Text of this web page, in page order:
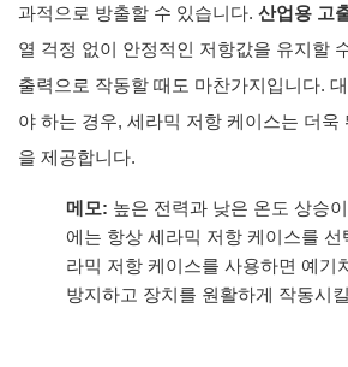
과적으로 방출할 수 있습니다. 산업용 고
열 걱정 없이 안정적인 저항값을 유지할
출력으로 작동할 때도 마찬가지입니다.
야 하는 경우, 세라믹 저항 케이스는 더욱
을 제공합니다.
메모: 높은 전력과 낮은 온도 상승
에는 항상 세라믹 저항 케이스를 선
라믹 저항 케이스를 사용하면 예기
방지하고 장치를 원활하게 작동시